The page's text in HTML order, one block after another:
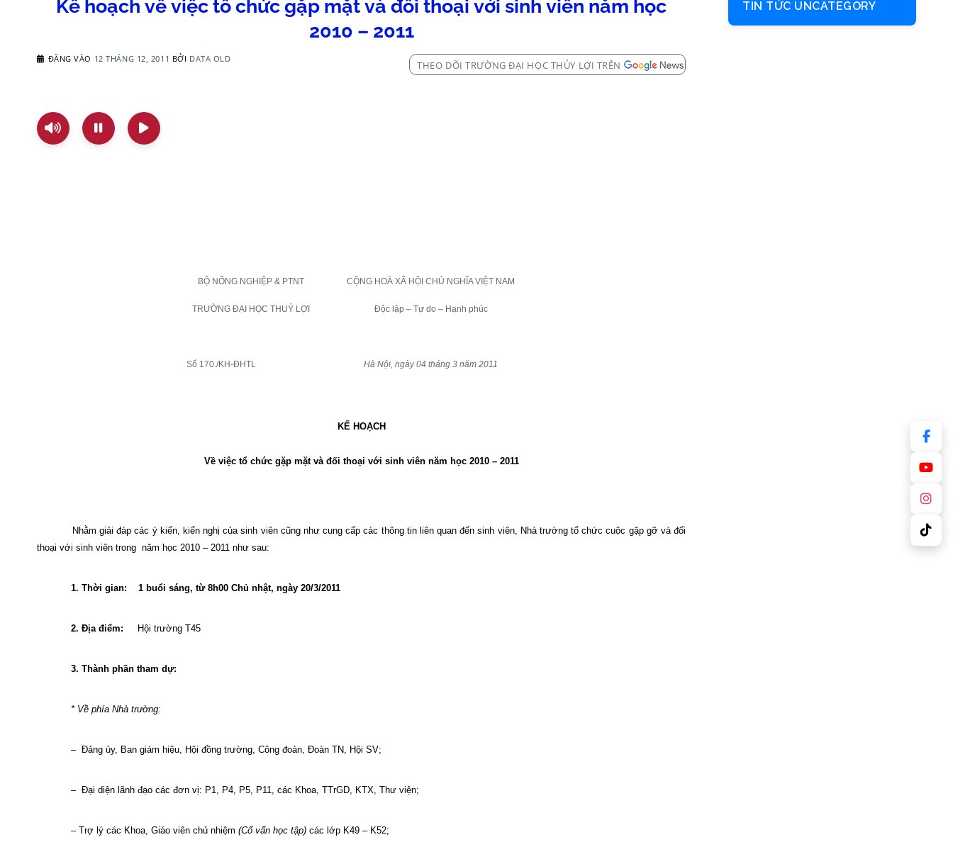
Kế hoạch về việc tổ chức gặp mặt và đối thoại với sinh viên năm học
2010 – 2011
ĐĂNG VÀO 12 THÁNG 12, 2011 BỞI DATA OLD
THEO DÕI TRƯỜNG ĐẠI HỌC THỦY LỢI TRÊN
BỘ NÔNG NGHIỆP & PTNT
TRƯỜNG ĐẠI HỌC THUỶ LỢI
Số 170./KH-ĐHTL
CỘNG HOÀ XÃ HỘI CHỦ NGHĨA VIỆT NAM
Độc lập – Tự do – Hạnh phúc
Hà Nội, ngày 04 tháng 3 năm 2011
KẾ HOẠCH
Về việc tổ chức gặp mặt và đối thoại với sinh viên năm học 2010 – 2011
Nhằm giải đáp các ý kiến, kiến nghị của sinh viên cũng như cung cấp các thông tin liên quan đến sinh viên, Nhà trường tổ chức cuộc gặp gỡ và đối
thoại với sinh viên trong năm học 2010 – 2011 như sau:
1. Thời gian: 1 buổi sáng, từ 8h00 Chủ nhật, ngày 20/3/2011
2. Địa điểm: Hội trường T45
3. Thành phần tham dự:
* Về phía Nhà trường:
– Đảng ủy, Ban giám hiệu, Hội đồng trường, Công đoàn, Đoàn TN, Hội SV;
– Đại diện lãnh đạo các đơn vị: P1, P4, P5, P11, các Khoa, TTrGD, KTX, Thư viện;
– Trợ lý các Khoa, Giáo viên chủ nhiệm (Cố vấn học tập) các lớp K49 – K52;
TIN TỨC UNCATEGORY